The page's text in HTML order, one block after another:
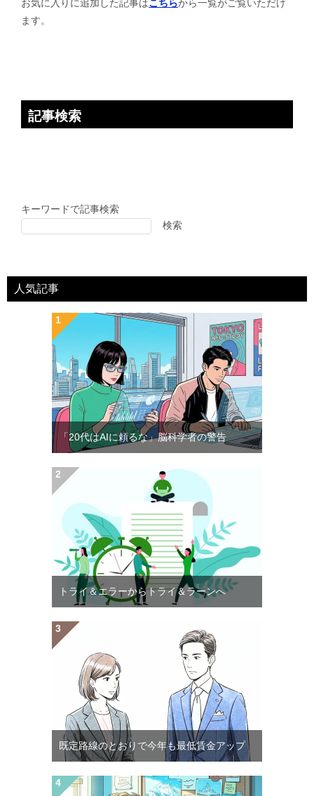
お気に入りに追加した記事はこちらから一覧がご覧いただけ
ます。
記事検索
キーワードで記事検索
検索
人気記事
「20代はAIに頼るな」脳科学者の警告
トライ＆エラーからトライ＆ラーンへ
既定路線のとおりで今年も最低賃金アップ